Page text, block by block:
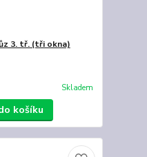
3. tř. (tři okna)
Skladem
košíku